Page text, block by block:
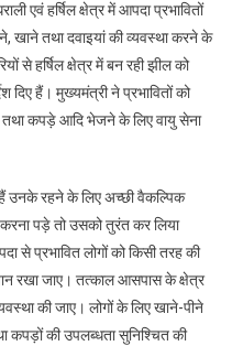
एवं हर्षिल क्षेत्र में आपदा प्रभावितों
खाने तथा दवाइयां की व्यवस्था करने के
से हर्षिल क्षेत्र में बन रही झील को
हैं। मुख्यमंत्री ने प्रभावितों को
तथा कपड़े आदि भेजने के लिए वायु सेना
हैं उनके रहने के लिए अच्छी वैकल्पिक
पड़े तो उसको तुरंत कर लिया
से प्रभावित लोगों को किसी तरह की
रखा जाए। तत्काल आसपास के क्षेत्र
की जाए। लोगों के लिए खाने-पीने
कपड़ों की उपलब्धता सुनिश्चित की